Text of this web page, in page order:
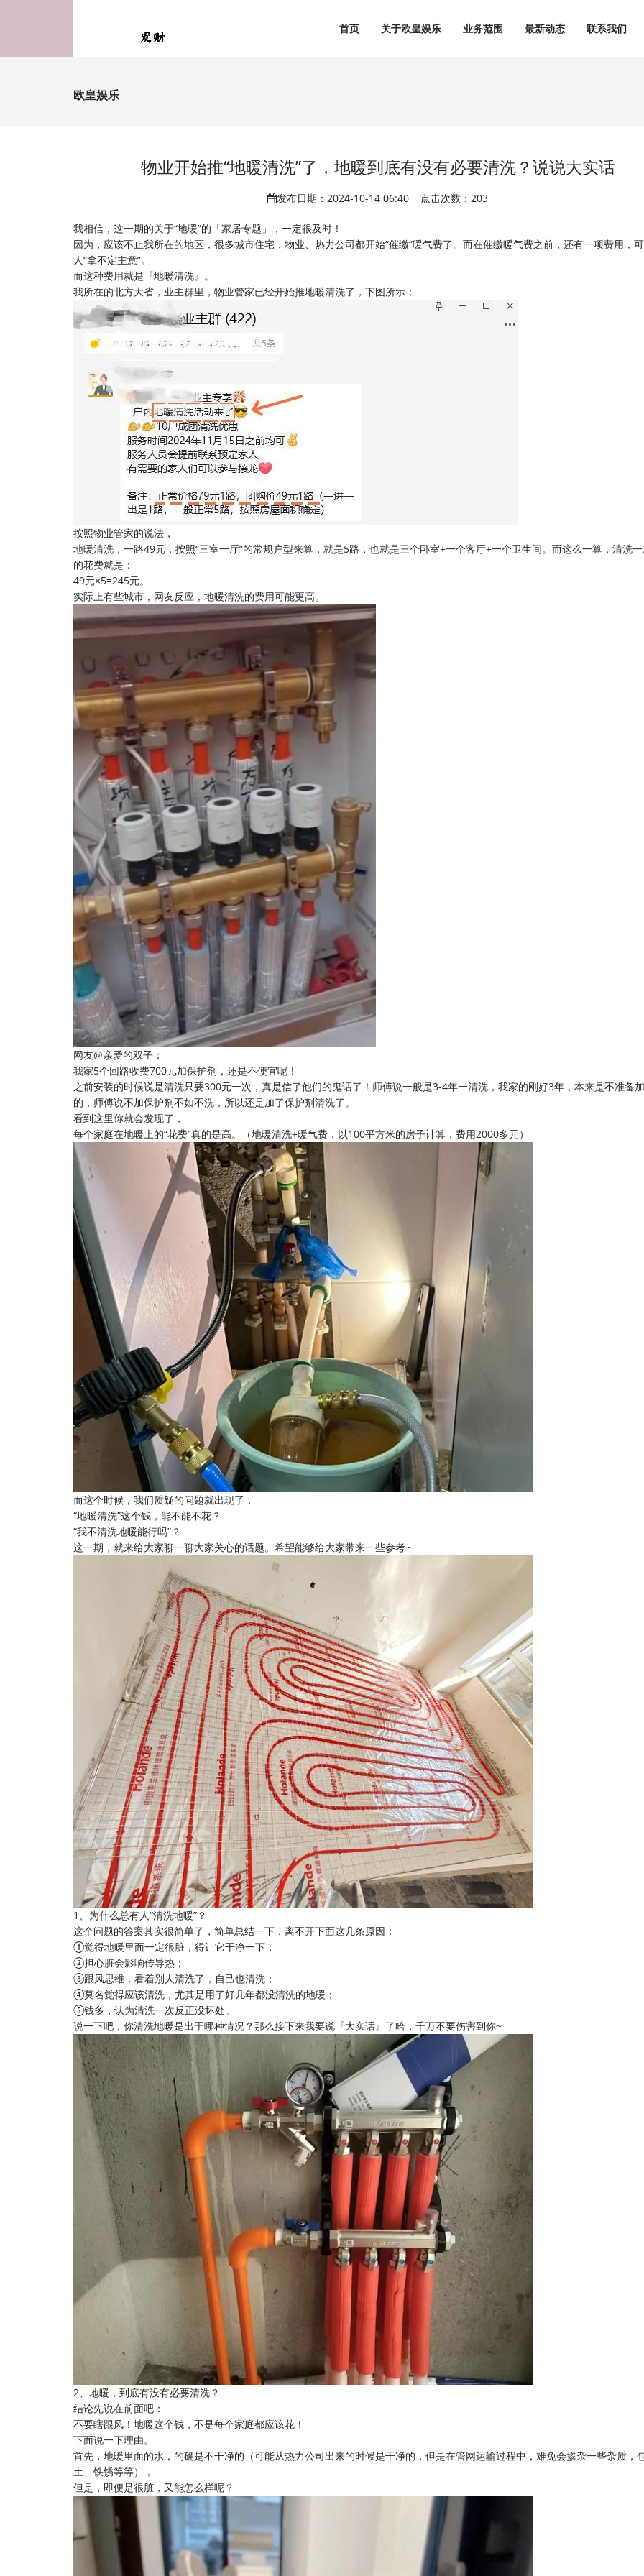
首页 关于欧皇娱乐 业务范围 最新动态 联系我们
欧皇娱乐
物业开始推“地暖清洗”了，地暖到底有没有必要清洗？说说大实话
发布日期：2024-10-14 06:40 点击次数：203
我相信，这一期的关于“地暖”的「家居专题」，一定很及时！
因为，应该不止我所在的地区，很多城市住宅，物业、热力公司都开始“催缴”暖气费了。而在催缴暖气费之前，还有一项费用，
人“拿不定主意”。
而这种费用就是『地暖清洗』。
我所在的北方大省，业主群里，物业管家已经开始推地暖清洗了，下图所示：
按照物业管家的说法，
地暖清洗，一路49元，按照“三室一厅”的常规户型来算，就是5路，也就是三个卧室+一个客厅+一个卫生间。而这么一算，清洗
的花费就是：
49元×5=245元。
实际上有些城市，网友反应，地暖清洗的费用可能更高。
网友@亲爱的双子：
我家5个回路收费700元加保护剂，还是不便宜呢！
之前安装的时候说是清洗只要300元一次，真是信了他们的鬼话了！师傅说一般是3-4年一清洗，我家的刚好3年，本来是不准备
的，师傅说不加保护剂不如不洗，所以还是加了保护剂清洗了。
看到这里你就会发现了，
每个家庭在地暖上的“花费”真的是高。（地暖清洗+暖气费，以100平方米的房子计算，费用2000多元）
而这个时候，我们质疑的问题就出现了，
“地暖清洗”这个钱，能不能不花？
“我不清洗地暖能行吗”？
这一期，就来给大家聊一聊大家关心的话题。希望能够给大家带来一些参考~
1、为什么总有人“清洗地暖”？
这个问题的答案其实很简单了，简单总结一下，离不开下面这几条原因：
①觉得地暖里面一定很脏，得让它干净一下；
②担心脏会影响传导热；
③跟风思维，看着别人清洗了，自己也清洗；
④莫名觉得应该清洗，尤其是用了好几年都没清洗的地暖；
⑤钱多，认为清洗一次反正没坏处。
说一下吧，你清洗地暖是出于哪种情况？那么接下来我要说『大实话』了哈，千万不要伤害到你~
2、地暖，到底有没有必要清洗？
结论先说在前面吧：
不要瞎跟风！地暖这个钱，不是每个家庭都应该花！
下面说一下理由。
首先，地暖里面的水，的确是不干净的（可能从热力公司出来的时候是干净的，但是在管网运输过程中，难免会掺杂一些杂质，
土、铁锈等等），
但是，即便是很脏，又能怎么样呢？